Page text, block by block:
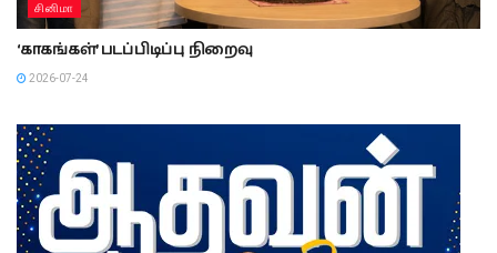
சினிமா
‘காகங்கள்’ படப்பிடிப்பு நிறைவு
2026-07-24